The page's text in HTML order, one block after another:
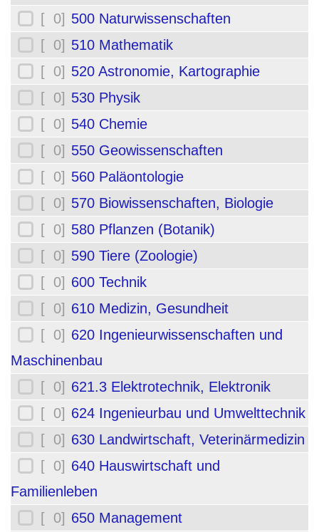
[ 0] 500 Naturwissenschaften
[ 0] 510 Mathematik
[ 0] 520 Astronomie, Kartographie
[ 0] 530 Physik
[ 0] 540 Chemie
[ 0] 550 Geowissenschaften
[ 0] 560 Paläontologie
[ 0] 570 Biowissenschaften, Biologie
[ 0] 580 Pflanzen (Botanik)
[ 0] 590 Tiere (Zoologie)
[ 0] 600 Technik
[ 0] 610 Medizin, Gesundheit
[ 0] 620 Ingenieurwissenschaften und
Maschinenbau
[ 0] 621.3 Elektrotechnik, Elektronik
[ 0] 624 Ingenieurbau und Umwelttechnik
[ 0] 630 Landwirtschaft, Veterinärmedizin
[ 0] 640 Hauswirtschaft und
Familienleben
[ 0] 650 Management